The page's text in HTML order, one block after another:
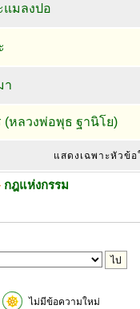
แมลงปอ
า
(หลวงพ่อพุธ ฐานิโย)
แสดงเฉพาะหัวข้อ
กฎแห่งกรรม
ไม่มีข้อความใหม่